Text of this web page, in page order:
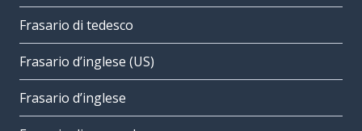
Frasario di tedesco
Frasario d’inglese (US)
Frasario d’inglese